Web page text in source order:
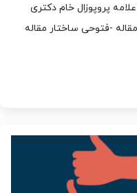
پروپوزال خام دکتری
-فتوحی ساختار مقاله